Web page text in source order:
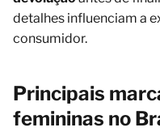
detalhes influenciam a
consumidor.
Principais
femininas no